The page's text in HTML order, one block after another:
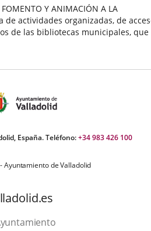
Y ANIMACIÓN A LA
de actividades organizadas, de
de las bibliotecas municipales, que
España. Teléfono:+34 983 426 100
Ayuntamiento de Valladolid